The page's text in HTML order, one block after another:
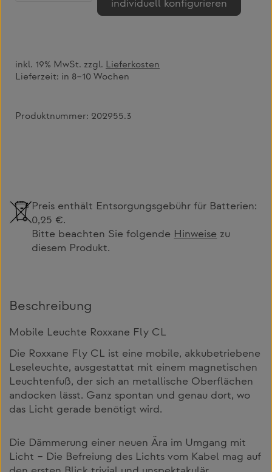
individuell konfigurieren
inkl. 19% MwSt. zzgl. Lieferkosten
Lieferzeit: in 8–10 Wochen
Produktnummer: 202955.3
Preis enthält Entsorgungsgebühr für Batterien:
0,25 €.
Bitte beachten Sie folgende Hinweise zu
diesem Produkt.
Beschreibung
Mobile Leuchte Roxxane Fly CL
Die Roxxane Fly CL ist eine mobile, akkubetriebene
Leseleuchte, ausgestattat mit einem magnetischen
Leuchtenfuß, der sich an metallische Oberflächen
andocken lässt. Ganz spontan und genau dort, wo
das Licht gerade benötigt wird.
Die Dämmerung einer neuen Ära im Umgang mit
Licht – Die Befreiung des Lichts vom Kabel mag auf